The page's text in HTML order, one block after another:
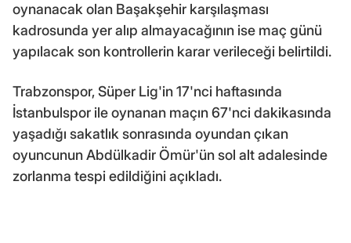
oynanacak olan Başakşehir karşılaşması
kadrosunda yer alıp almayacağının ise maç günü
yapılacak son kontrollerin karar verileceği belirtildi.
Trabzonspor, Süper Lig'in 17'nci haftasında
İstanbulspor ile oynanan maçın 67'nci dakikasında
yaşadığı sakatlık sonrasında oyundan çıkan
oyuncunun Abdülkadir Ömür'ün sol alt adalesinde
zorlanma tespi edildiğini açıkladı.